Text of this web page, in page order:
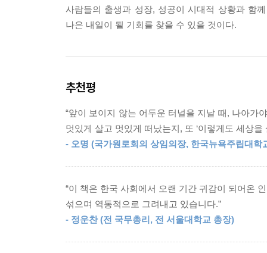
사람들의 출생과 성장, 성공이 시대적 상황과 함
나은 내일이 될 기회를 찾을 수 있을 것이다.
추천평
“앞이 보이지 않는 어두운 터널을 지날 때, 나아가
멋있게 살고 멋있게 떠났는지, 또 ‘이렇게도 세상을
- 오명 (국가원로회의 상임의장, 한국뉴욕주립대학
“이 책은 한국 사회에서 오랜 기간 귀감이 되어온
섞으며 역동적으로 그려내고 있습니다.”
- 정운찬 (전 국무총리, 전 서울대학교 총장)